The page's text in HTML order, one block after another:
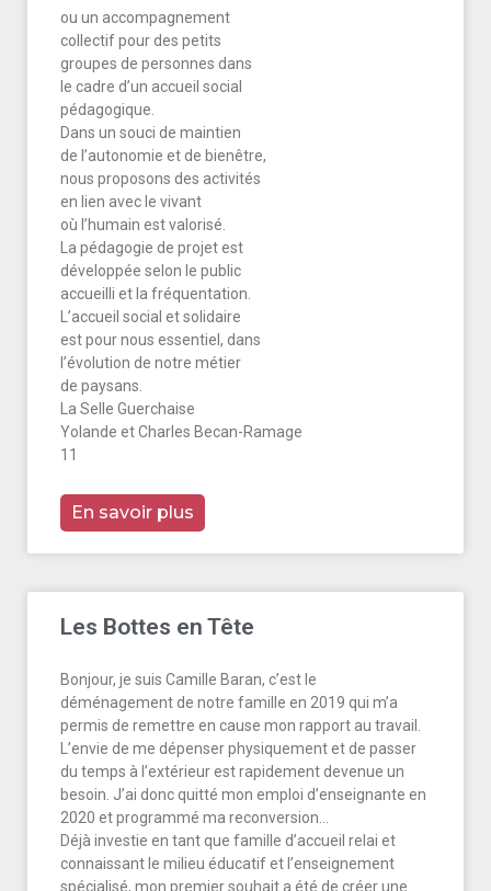
ou un accompagnement
collectif pour des petits
groupes de personnes dans
le cadre d’un accueil social
pédagogique.
Dans un souci de maintien
de l’autonomie et de bienêtre,
nous proposons des activités
en lien avec le vivant
où l’humain est valorisé.
La pédagogie de projet est
développée selon le public
accueilli et la fréquentation.
L’accueil social et solidaire
est pour nous essentiel, dans
l’évolution de notre métier
de paysans.
La Selle Guerchaise
Yolande et Charles Becan-Ramage
11
En savoir plus
Les Bottes en Tête
Bonjour, je suis Camille Baran, c’est le
déménagement de notre famille en 2019 qui m’a
permis de remettre en cause mon rapport au travail.
L’envie de me dépenser physiquement et de passer
du temps à l’extérieur est rapidement devenue un
besoin. J’ai donc quitté mon emploi d’enseignante en
2020 et programmé ma reconversion…
Déjà investie en tant que famille d’accueil relai et
connaissant le milieu éducatif et l’enseignement
spécialisé, mon premier souhait a été de créer une